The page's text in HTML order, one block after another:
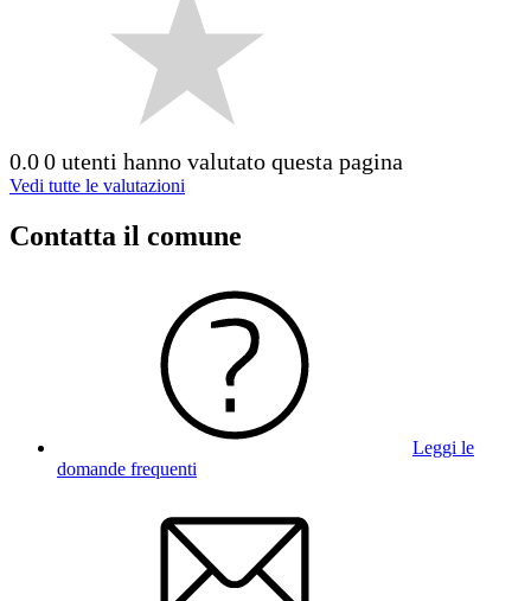
0.00 utenti hanno valutato questa pagina
Vedi tutte le valutazioni
Contatta il comune
Leggi le
domande frequenti